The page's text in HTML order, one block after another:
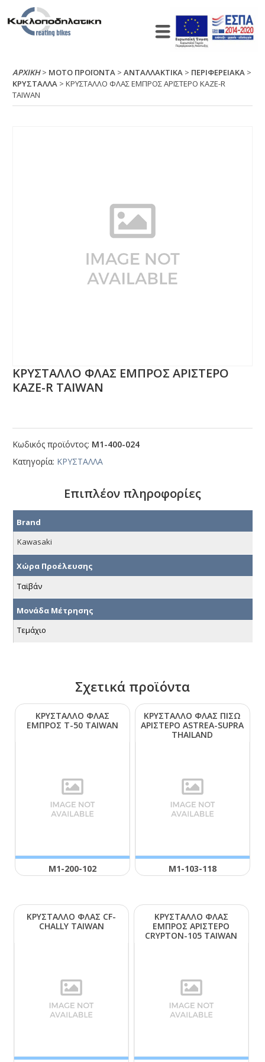
ΑΡΧΙΚΉ> ΜΟΤΟ ΠΡΟΪΟΝΤΑ >ΑΝΤΑΛΛΑΚΤΙΚΑ > ΠΕΡΙΦΕΡΕΙΑΚΑ >
ΚΡΥΣΤΑΛΛΑ > ΚΡΥΣΤΑΛΛΟ ΦΛΑΣ ΕΜΠΡΟΣ ΑΡΙΣΤΕΡΟ ΚΑΖΕ-R
ΤΑΙWΑΝ
ΚΡΥΣΤΑΛΛΟ ΦΛΑΣ ΕΜΠΡΟΣ ΑΡΙΣΤΕΡΟ
ΚΑΖΕ-R ΤΑΙWΑΝ
Κωδικός προϊόντος: Μ1-400-024
Κατηγορία: ΚΡΥΣΤΑΛΛΑ
Επιπλέον πληροφορίες
Brand
Kawasaki
Χώρα Προέλευσης
Ταϊβάν
Μονάδα Μέτρησης
Τεμάχιο
Σχετικά προϊόντα
ΚΡΥΣΤΑΛΛΟ ΦΛΑΣ
ΕΜΠΡΟΣ Τ-50 ΤΑΙWΑΝ
Μ1-200-102
ΚΡΥΣΤΑΛΛΟ ΦΛΑΣ ΠΙΣΩ
ΑΡΙΣΤΕΡΟ ΑSΤRΕΑ-SUΡRΑ
ΤΗΑΙLΑΝD
Μ1-103-118
ΚΡΥΣΤΑΛΛΟ ΦΛΑΣ CF-
CΗΑLLΥ ΤΑΙWΑΝ
ΚΡΥΣΤΑΛΛΟ ΦΛΑΣ
ΕΜΠΡΟΣ ΑΡΙΣΤΕΡΟ
CRΥΡΤΟΝ-105 ΤΑΙWΑΝ